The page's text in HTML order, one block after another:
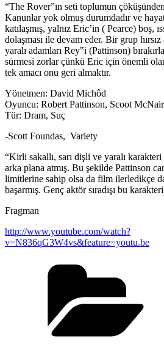
“The Rover”ın seti toplumun
Kanunlar yok olmuş durumdadır ve
katılaşmış, yalnız Eric’in ( Pearce) boş,
dolaşması ile devam eder. Bir grup hırsız
yaralı adamları Rey‟i (Pattinson)
sürmesi zorlar çünkü Eric için önemli
tek amacı onu geri almaktır.
Yönetmen: David Michôd
Oyuncu: Robert Pattinson, Scoot
Tür: Dram, Suç
-Scott Foundas, Variety
“Kirli sakallı, sarı dişli ve yaralı karakteri
arka plana atmış. Bu şekilde Pattinson
limitlerine sahip olsa da film ilerledikçe
başarmış. Genç aktör sıradışı bu
Fragman
http://www.youtube.com/watch?
v=N836qG3W4vs&feature=youtu.be